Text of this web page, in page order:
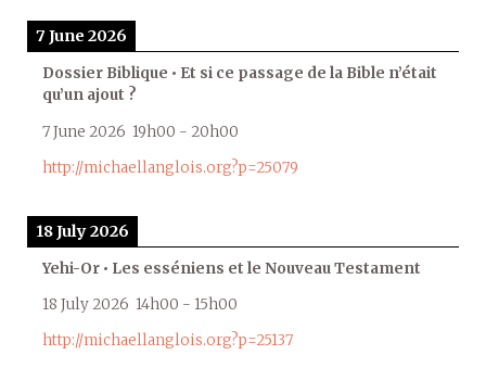
7 June 2026
Dossier Biblique • Et si ce passage de la Bible n’était
qu’un ajout ?
7 June 2026 19h00 - 20h00
http://michaellanglois.org?p=25079
18 July 2026
Yehi-Or • Les esséniens et le Nouveau Testament
18 July 2026 14h00 - 15h00
http://michaellanglois.org?p=25137